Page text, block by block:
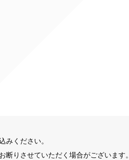
ください。
りさせていただく場合がございます。